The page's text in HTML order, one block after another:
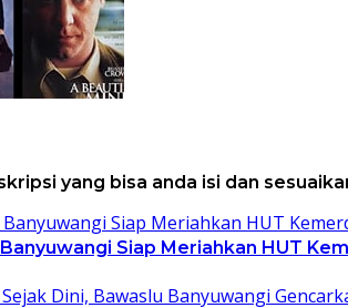
yang bisa anda isi dan
Siap Meriahkan HUT